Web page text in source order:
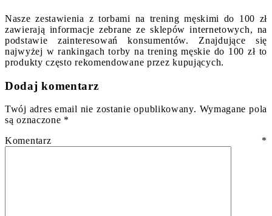
Nasze zestawienia z torbami na trening męskimi do 100 zł
zawierają informacje zebrane ze sklepów internetowych, na
podstawie zainteresowań konsumentów. Znajdujące się
najwyżej w rankingach torby na trening męskie do 100 zł to
produkty często rekomendowane przez kupujących.
Dodaj komentarz
Twój adres email nie zostanie opublikowany. Wymagane pola
są oznaczone *
Komentarz *